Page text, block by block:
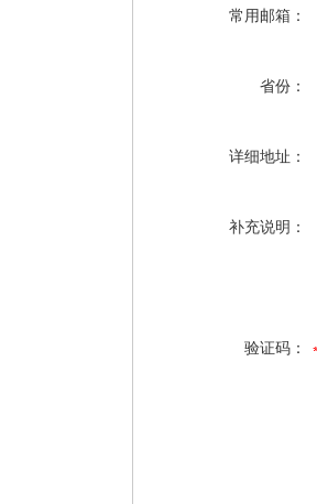
常用邮箱：
省份：
详细地址：
补充说明：
验证码：